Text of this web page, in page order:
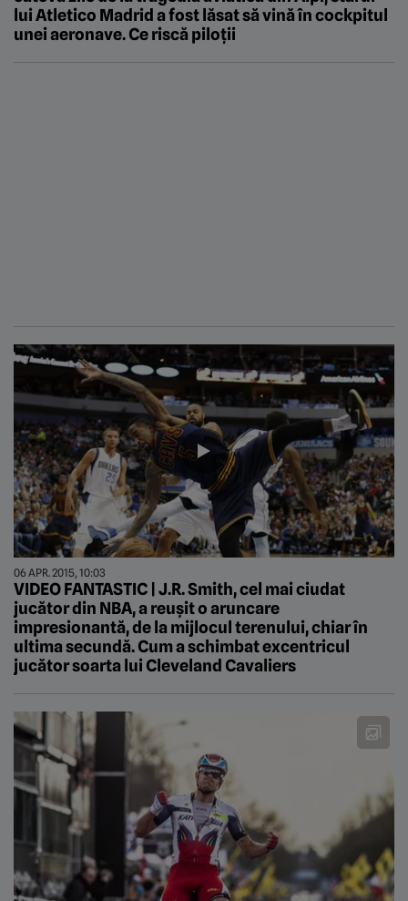
lui Atletico Madrid a fost lăsat să vină în cockpitul
unei aeronave. Ce riscă piloții
06 APR. 2015, 10:03
VIDEO FANTASTIC | J.R. Smith, cel mai ciudat
jucător din NBA, a reușit o aruncare
impresionantă, de la mijlocul terenului, chiar în
ultima secundă. Cum a schimbat excentricul
jucător soarta lui Cleveland Cavaliers